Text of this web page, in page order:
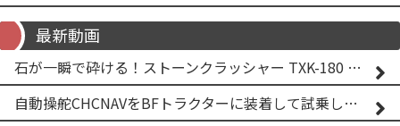
最新動画
石が一瞬で砕ける！ストーンクラッシャー TXK-180 実演
自動操舵CHCNAVをBFトラクターに装着して試乗してみた！！ CHCNAV NX610